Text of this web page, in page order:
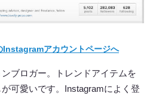
Instagramアカウントページへ
ブロガー。トレンドアイテムを
可愛いです。Instagramによく登